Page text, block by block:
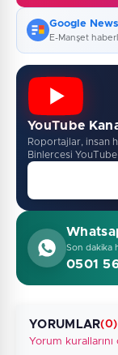
Google
E-Manşet
YouTube
Roportajlar, insan
Binlercesi
Son dakika
0501
YORUMLAR(0)
Yorum kurallarını